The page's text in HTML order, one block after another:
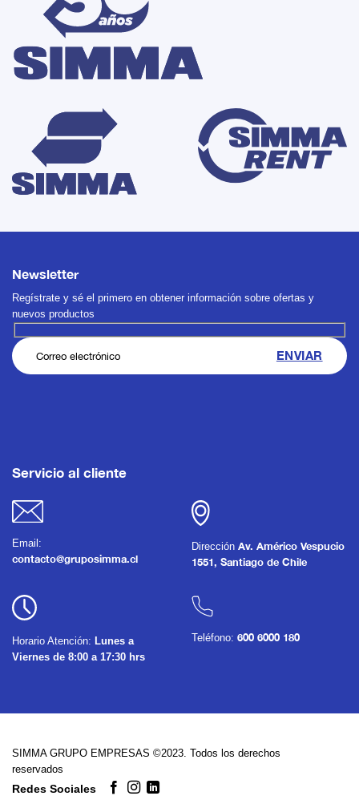
Newsletter
Regístrate y sé el primero en obtener información sobre ofertas y
nuevos productos
Servicio al cliente
Email:
contacto@gruposimma.cl
Dirección Av. Américo Vespucio
1551, Santiago de Chile
Horario Atención: Lunes a
Viernes de 8:00 a 17:30 hrs
Teléfono: 600 6000 180
SIMMA GRUPO EMPRESAS ©2023. Todos los derechos
reservados
Redes Sociales